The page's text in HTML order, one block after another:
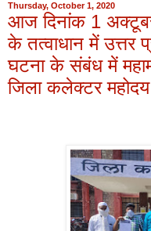
Thursday, October 1, 2020
आज दिनांक 1
के तत्वाधान में
घटना के संबंध में
जिला कलेक्टर महोदय